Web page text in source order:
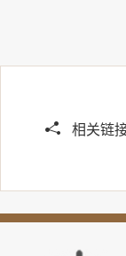
相关链